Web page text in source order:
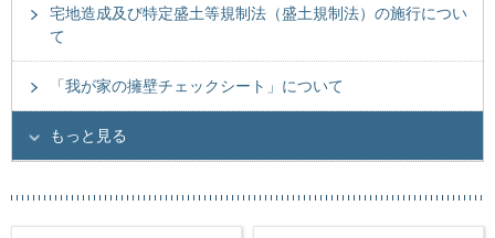
宅地造成及び特定盛土等規制法（盛土規制法）の施行につい
て
「我が家の擁壁チェックシート」について
もっと見る